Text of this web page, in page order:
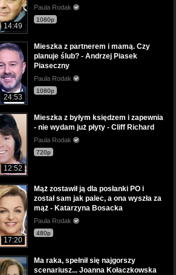
14:49
Paula Rodak
1080p
24:53
Mieszka z partnerem i mamą. Czy
planuje ślub? - Andrzej Piasek
Piaseczny
Paula Rodak
1080p
12:52
Mieszka z byłym księdzem i zapewnia
- nie wydam już płyty - Cliff Richard
Paula Rodak
720p
17:20
Mąż zostawił ją dla posłanki PO i
został sam jak palec, a ona wyszła za
mąż - Katarzyna Bosacka
Paula Rodak
480p
Ma raka, spełnił się najgorszy
scenariusz... Joanna Kołaczkowska